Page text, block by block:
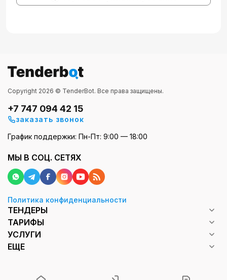
Copyright 2026 © TenderBot. Все права защищены.
+7 747 094 42 15
заказать звонок
График поддержки: Пн-Пт: 9:00 — 18:00
МЫ В СОЦ. СЕТЯХ
Политика конфиденциальности
ТЕНДЕРЫ
ТАРИФЫ
УСЛУГИ
ЕЩЕ